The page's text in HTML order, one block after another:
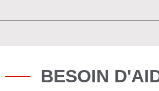
BESOIN